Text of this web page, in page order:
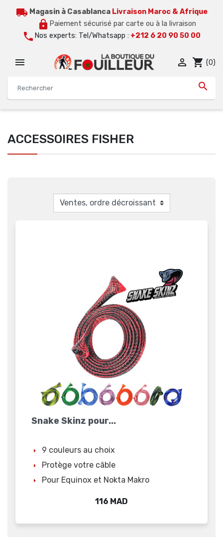
local_shipping Magasin à Casablanca Livraison Maroc & Afrique
lock Paiement sécurisé par carte ou à la livraison
call Nos experts: Tel/Whatsapp : +212 6 20 90 50 00


 shopping_cart (0)
ACCESSOIRES FISHER
Snake Skinz pour...
9 couleurs au choix
Protège votre câble
Pour Equinox et Nokta Makro
Prix
116 MAD